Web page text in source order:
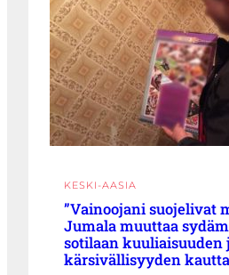
KESKI-AASIA
”Vainoojani suojelivat
Jumala muuttaa
sotilaan kuuliaisuuden
kärsivällisyyden kautta